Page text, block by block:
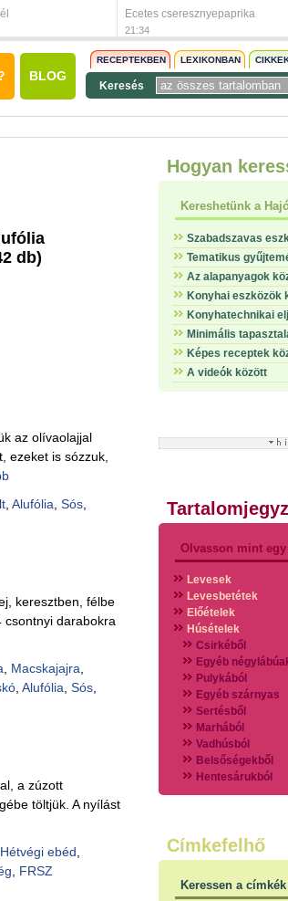
Ecetes cseresznyepaprika
21:34
BLOG
RECEPTEKBEN LEXIKONBAN
Keresés
db)
az olívaolajjal
ezeket is sózzuk,
, Alufólia Sós,
keresztben, félbe
csontnyi darabokra
Macskajajra
, Alufólia Sós,
a zúzott
töltjük. A nyílást
Hétvégi ebéd
FRSZ
Hogyan
Kereshetünk a
Szabadszavas
Tematikus
Az alapanyagok
Konyhai eszközök
Konyhatechnikai
Minimális
Képes receptek
A videók között
Olvasson mint
Levesek
Levesbetétek
Előételek
Húsételek
Csirkéből
Egyéb
Pulykából
Egyéb szárnyas
Sertésből
Marhából
Vadhúsból
Belsőségekből
Hentesárukból
Halak
Hidegvérűek
Klasszikus
Címkefelhő
Keressen a